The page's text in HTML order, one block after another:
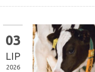
03
LIP
2026